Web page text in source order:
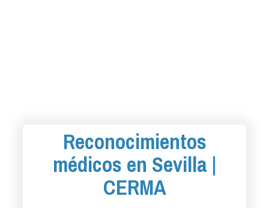
Reconocimientos
médicos en Sevilla |
CERMA